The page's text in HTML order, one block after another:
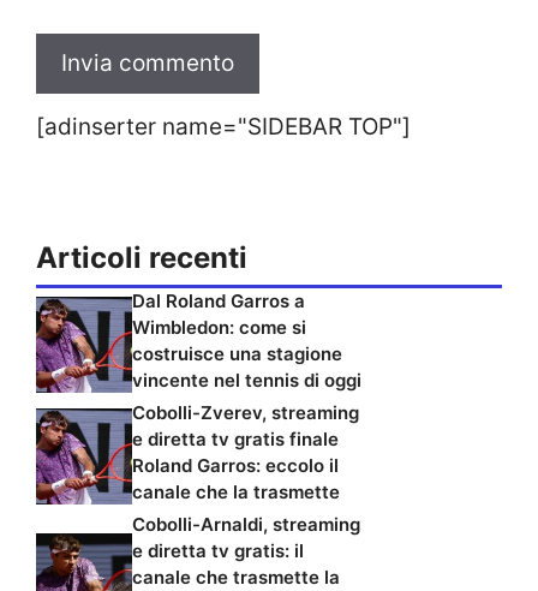
[adinserter name="SIDEBAR TOP"]
Articoli recenti
Dal Roland Garros a
Wimbledon: come si
costruisce una stagione
vincente nel tennis di oggi
Cobolli-Zverev, streaming
e diretta tv gratis finale
Roland Garros: eccolo il
canale che la trasmette
Cobolli-Arnaldi, streaming
e diretta tv gratis: il
canale che trasmette la